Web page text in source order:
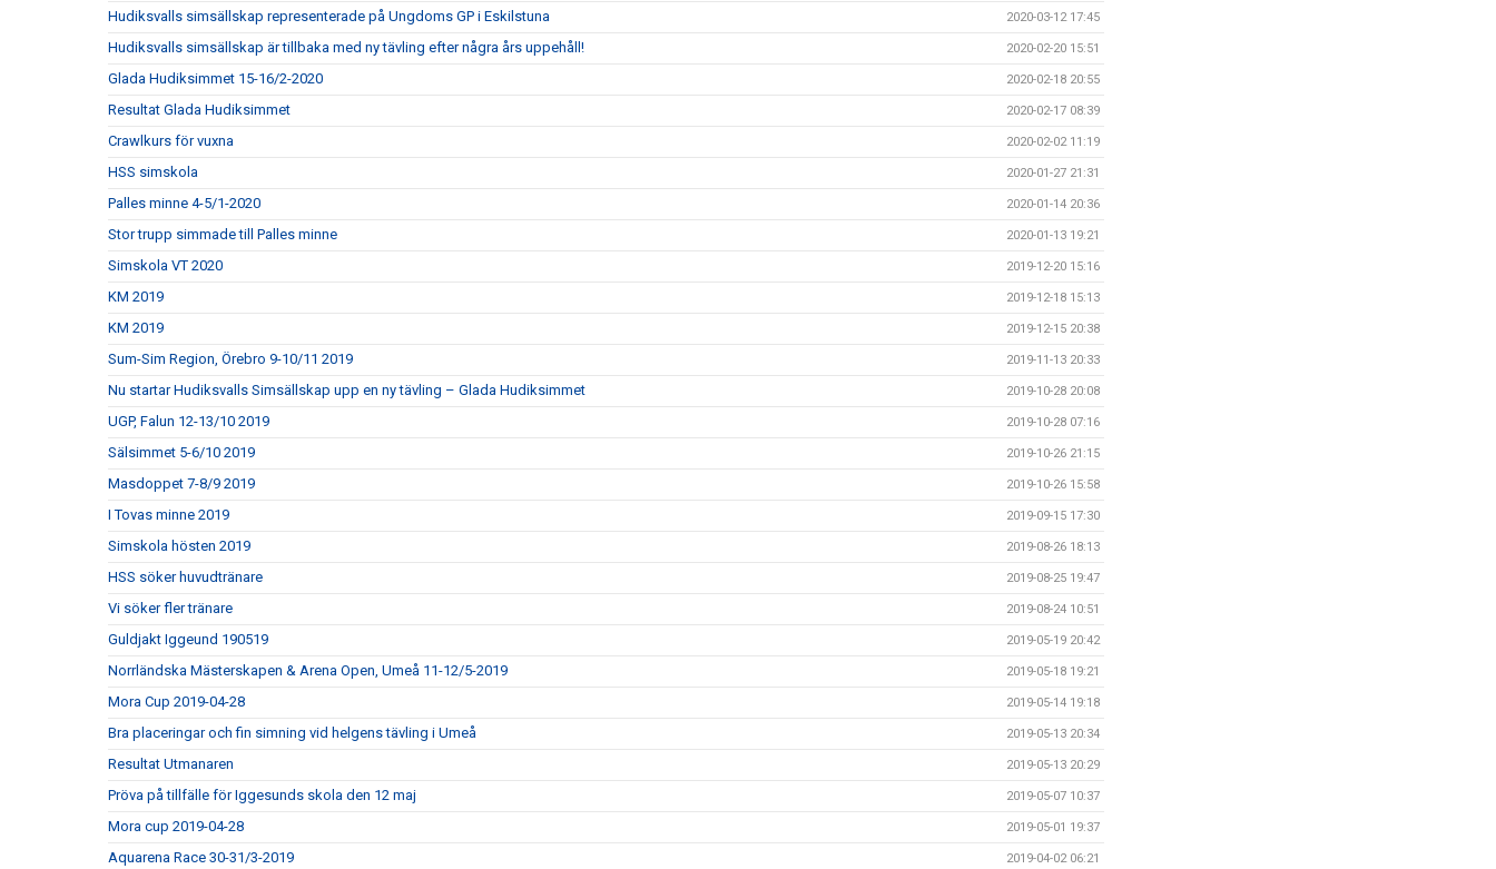
Hudiksvalls simsällskap representerade på Ungdoms GP i Eskilstuna 2020-03-12 17:45
Hudiksvalls simsällskap är tillbaka med ny tävling efter några års uppehåll! 2020-02-20 15:51
Glada Hudiksimmet 15-16/2-2020 2020-02-18 20:55
Resultat Glada Hudiksimmet 2020-02-17 08:39
Crawlkurs för vuxna 2020-02-02 11:19
HSS simskola 2020-01-27 21:31
Palles minne 4-5/1-2020 2020-01-14 20:36
Stor trupp simmade till Palles minne 2020-01-13 19:21
Simskola VT 2020 2019-12-20 15:16
KM 2019 2019-12-18 15:13
KM 2019 2019-12-15 20:38
Sum-Sim Region, Örebro 9-10/11 2019 2019-11-13 20:33
Nu startar Hudiksvalls Simsällskap upp en ny tävling – Glada Hudiksimmet 2019-10-28 20:08
UGP, Falun 12-13/10 2019 2019-10-28 07:16
Sälsimmet 5-6/10 2019 2019-10-26 21:15
Masdoppet 7-8/9 2019 2019-10-26 15:58
I Tovas minne 2019 2019-09-15 17:30
Simskola hösten 2019 2019-08-26 18:13
HSS söker huvudtränare 2019-08-25 19:47
Vi söker fler tränare 2019-08-24 10:51
Guldjakt Iggeund 190519 2019-05-19 20:42
Norrländska Mästerskapen & Arena Open, Umeå 11-12/5-2019 2019-05-18 19:21
Mora Cup 2019-04-28 2019-05-14 19:18
Bra placeringar och fin simning vid helgens tävling i Umeå 2019-05-13 20:34
Resultat Utmanaren 2019-05-13 20:29
Pröva på tillfälle för Iggesunds skola den 12 maj 2019-05-07 10:37
Mora cup 2019-04-28 2019-05-01 19:37
Aquarena Race 30-31/3-2019 2019-04-02 06:21